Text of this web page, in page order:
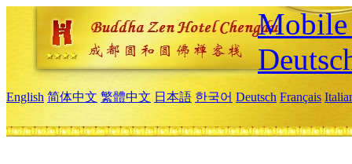
Mobile
English 简体中文 繁體中文 日本語 한국어 Deutsch Français